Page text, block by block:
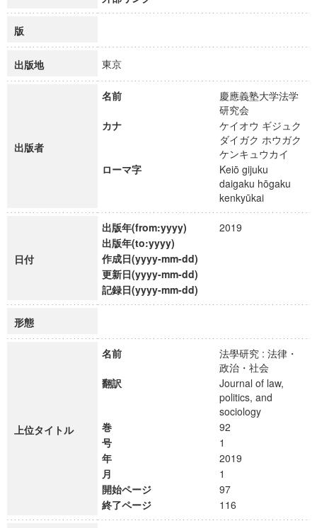
版
出版地 東京
出版者
名前
慶應義塾大学法学
研究会
カナ
ケイオウ ギジュク
ダイガク ホウガク
ケンキュウカイ
ローマ字
Keiō gijuku
daigaku hōgaku
kenkyūkai
日付
出版年(from:yyyy)
2019
出版年(to:yyyy)
作成日(yyyy-mm-dd)
更新日(yyyy-mm-dd)
記録日(yyyy-mm-dd)
形態
上位タイトル
名前
法學研究 : 法律・
政治・社会
翻訳
Journal of law,
politics, and
sociology
巻
92
号
1
年
2019
月
1
開始ページ
97
終了ページ
116